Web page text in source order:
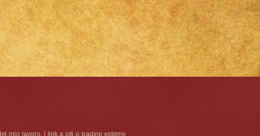
mio lavoro. I link a siti o pagine esterne